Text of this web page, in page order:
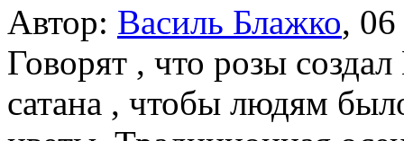
Автор: Василь Блажко,
Говорят , что розы
сатана , чтобы людям